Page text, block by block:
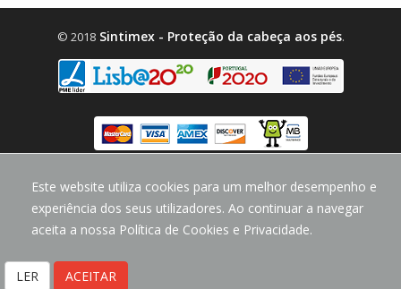
Este website utiliza cookies para um melhor desempenho e
experiência dos seus utilizadores. Ao continuar a navegar
aceita a nossa Política de Cookies e Privacidade.
LER ACEITAR
© 2018Sintimex - Proteção da cabeça aos pés.
design byCodeMind.PT
Parceiro Digital desde 2018 Top 5% PME